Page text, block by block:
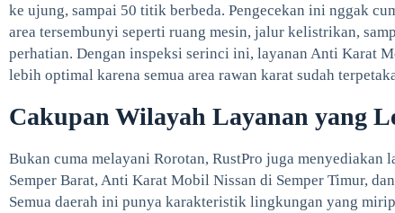
ke ujung, sampai 50 titik berbeda. Pengecekan ini nggak
area tersembunyi seperti ruang mesin, jalur kelistrikan,
perhatian. Dengan inspeksi serinci ini, layanan Anti Karat
lebih optimal karena semua area rawan karat sudah
Cakupan Wilayah Layanan yang
Bukan cuma melayani Rorotan, RustPro juga
Semper Barat, Anti Karat Mobil Nissan di Semper Timur,
Semua daerah ini punya karakteristik lingkungan yang